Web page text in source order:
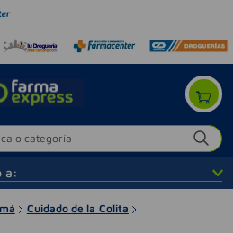
o categoría
a:
Cuidado de la Colita